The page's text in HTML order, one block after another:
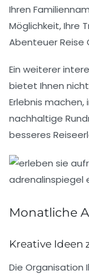
Ihren
Möglichkeit, Ihre
Abenteuer Reise
Ein weiterer
bietet Ihnen
Erlebnis
nachhaltige
besseres
Monatliche
Kreative Ideen
Die Organisation